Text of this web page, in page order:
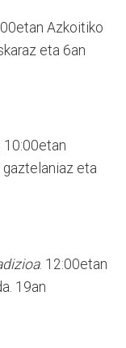
Azkoitiko
eta 6an
10:00etan
gaztelaniaz eta
. 12:00etan
19an